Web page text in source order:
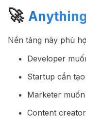
🚀
Nền tảng này phù
Developer
Startup cần
Marketer
Content